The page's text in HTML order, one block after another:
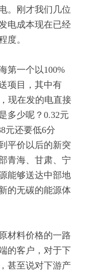
。刚才我们几位
电成本现在已经
度。
第一个以100%
项目，其中有
现在发的电直接
多少呢？0.32元
元还要低6分
平价以后的新突
青海、甘肃、宁
能够送达中部地
的无碳的能源体
材料价格的一路
的客户，对于下
甚至说对下游产